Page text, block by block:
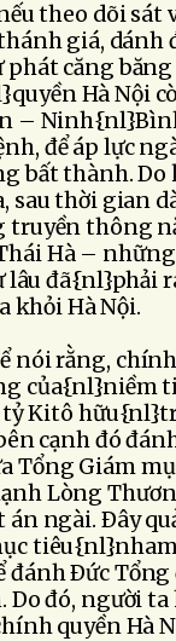
theo dõi
giá, dánh
căng
Hà Nội
–
để áp lực
bất thành.
sau thời gian
truyền thông
Hà –
lâu đã{nl}phải
khỏi Hà Nội.
nói rằng,
của{nl}niềm
Kitô
cạnh đó
Tổng Giám
Lòng
án ngài. Ðây
đánh Ðức
Do đó, người
quyền Hà